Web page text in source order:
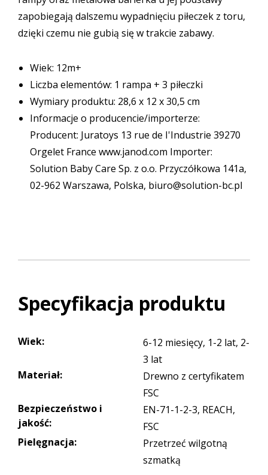
zapobiegają dalszemu wypadnięciu piłeczek z toru,
dzięki czemu nie gubią się w trakcie zabawy.
Wiek: 12m+
Liczba elementów: 1 rampa + 3 piłeczki
Wymiary produktu: 28,6 x 12 x 30,5 cm
Informacje o producencie/importerze:
Producent: Juratoys 13 rue de I'Industrie 39270
Orgelet France www.janod.com Importer:
Solution Baby Care Sp. z o.o. Przyczółkowa 141a,
02-962 Warszawa, Polska, biuro@solution-bc.pl
Specyfikacja produktu
Wiek:
6-12 miesięcy, 1-2 lat, 2-
3 lat
Materiał:
Drewno z certyfikatem
FSC
Bezpieczeństwo i
jakość:
EN-71-1-2-3, REACH,
FSC
Pielęgnacja:
Przetrzeć wilgotną
szmatką